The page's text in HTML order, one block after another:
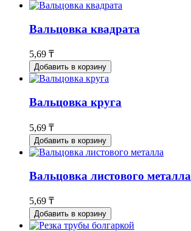
Вальцовка квадрата
5,69 ₸
Добавить в корзину
Вальцовка круга
5,69 ₸
Добавить в корзину
Вальцовка листового металла
5,69 ₸
Добавить в корзину